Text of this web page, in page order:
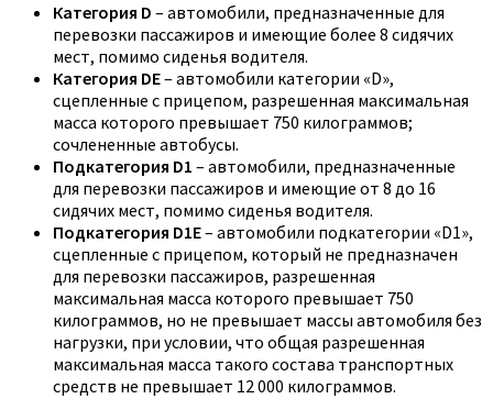
Категория D – автомобили, предназначенные для
перевозки пассажиров и имеющие более 8 сидячих
мест, помимо сиденья водителя.
Категория DE– автомобили категории «D»,
сцепленные с прицепом, разрешенная максимальная
масса которого превышает 750 килограммов;
сочлененные автобусы.
Подкатегория D1 – автомобили, предназначенные
для перевозки пассажиров и имеющие от 8 до 16
сидячих мест, помимо сиденья водителя.
Подкатегория D1E– автомобили подкатегории «D1»,
сцепленные с прицепом, который не предназначен
для перевозки пассажиров, разрешенная
максимальная масса которого превышает 750
килограммов, но не превышает массы автомобиля без
нагрузки, при условии, что общая разрешенная
максимальная масса такого состава транспортных
средств не превышает 12 000 килограммов.